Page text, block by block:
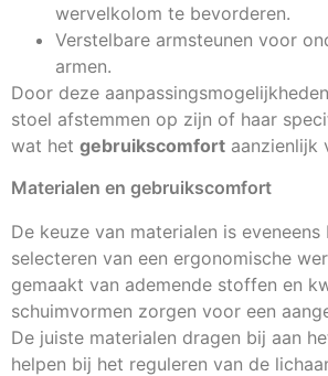
wervelkolom te bevorderen.
Verstelbare armsteunen voor
armen.
Door deze
stoel afstemmen op zijn of haar
wat het gebruikscomfort aanzienlijk
Materialen en gebruikscomfort
De keuze van materialen is
selecteren van een ergonomische
gemaakt van ademende stoffen en
schuimvormen zorgen voor een
De juiste materialen dragen bij aan
helpen bij het reguleren van de